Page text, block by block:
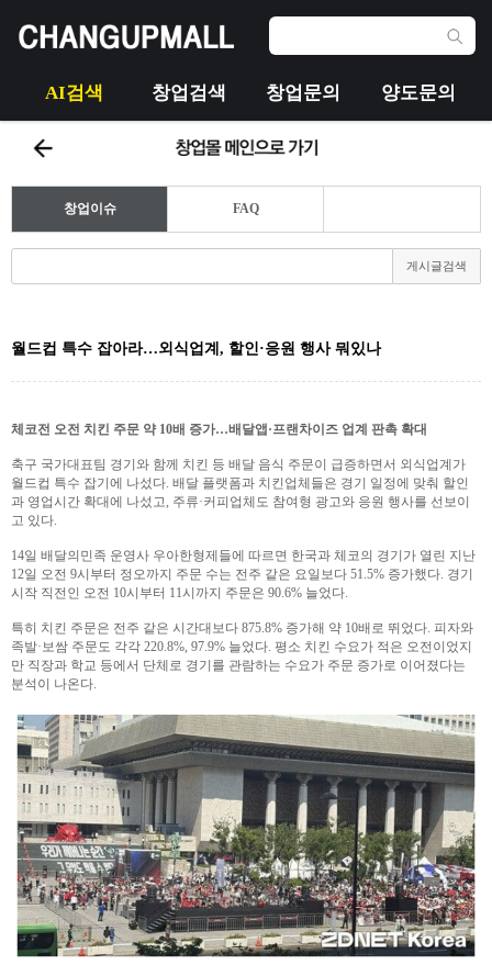
AI검색 창업검색 창업문의 양도문의
창업이슈 FAQ
게시글검색
월드컵 특수 잡아라…외식업계, 할인·응원 행사 뭐있나
체코전 오전 치킨 주문 약 10배 증가…배달앱·프랜차이즈 업계 판촉 확대
축구 국가대표팀 경기와 함께 치킨 등 배달 음식 주문이 급증하면서 외식업계가
월드컵 특수 잡기에 나섰다. 배달 플랫폼과 치킨업체들은 경기 일정에 맞춰 할인
과 영업시간 확대에 나섰고, 주류·커피업체도 참여형 광고와 응원 행사를 선보이
고 있다.
14일 배달의민족 운영사 우아한형제들에 따르면 한국과 체코의 경기가 열린 지난
12일 오전 9시부터 정오까지 주문 수는 전주 같은 요일보다 51.5% 증가했다. 경기
시작 직전인 오전 10시부터 11시까지 주문은 90.6% 늘었다.
특히 치킨 주문은 전주 같은 시간대보다 875.8% 증가해 약 10배로 뛰었다. 피자와
족발·보쌈 주문도 각각 220.8%, 97.9% 늘었다. 평소 치킨 수요가 적은 오전이었지
만 직장과 학교 등에서 단체로 경기를 관람하는 수요가 주문 증가로 이어졌다는
분석이 나온다.